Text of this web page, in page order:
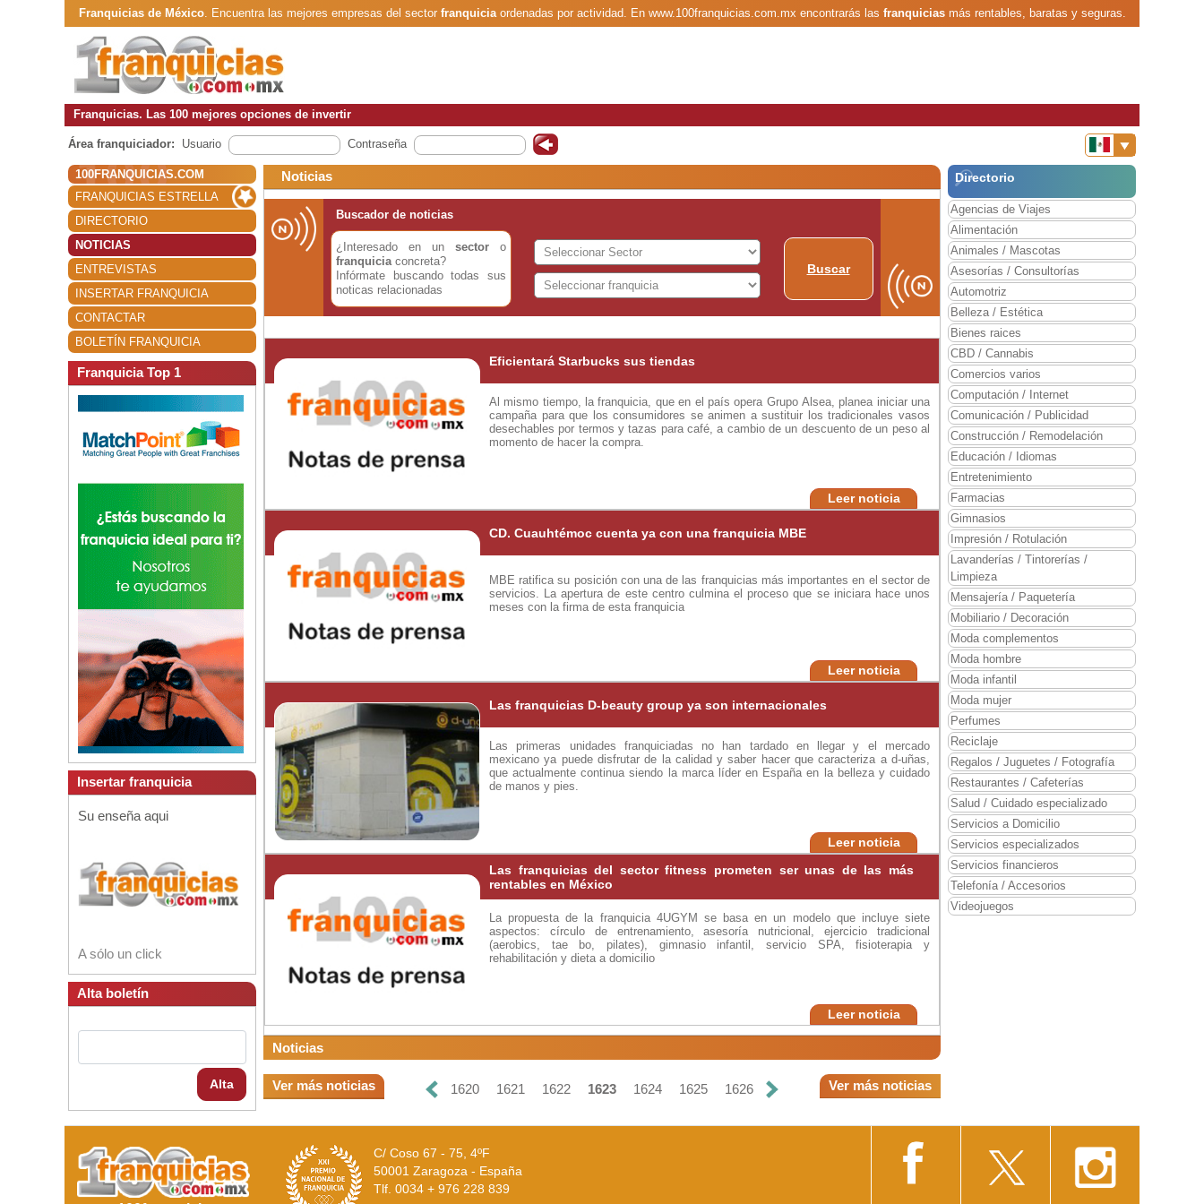
Franquicias de México. Encuentra las mejores empresas del sector franquiciaordenadas por actividad. En www.100franquicias.com.mx encontrarás las franquiciasmás rentables, baratas y seguras.
Franquicias. Las 100 mejores opciones de invertir
Área franquiciador: Usuario Contraseña
100FRANQUICIAS.COM
FRANQUICIAS ESTRELLA
DIRECTORIO
NOTICIAS
ENTREVISTAS
INSERTAR FRANQUICIA
CONTACTAR
BOLETÍN FRANQUICIA
Franquicia Top 1
Insertar franquicia
Su enseña aqui
A sólo un click
Alta boletín
Alta
Noticias
Buscador de noticias
¿Interesado en un sector o
franquiciaconcreta?
Infórmate buscando todas sus
noticas relacionadas
Buscar
Eficientará Starbucks sus tiendas
Al mismo tiempo, la franquicia, que en el país opera Grupo Alsea, planea iniciar una
campaña para que los consumidores se animen a sustituir los tradicionales vasos
desechables por termos y tazas para café, a cambio de un descuento de un peso al
momento de hacer la compra.
Leer noticia
CD. Cuauhtémoc cuenta ya con una franquicia MBE
MBE ratifica su posición con una de las franquicias más importantes en el sector de
servicios. La apertura de este centro culmina el proceso que se iniciara hace unos
meses con la firma de esta franquicia
Leer noticia
Las franquicias D-beauty group ya son internacionales
Las primeras unidades franquiciadas no han tardado en llegar y el mercado
mexicano ya puede disfrutar de la calidad y saber hacer que caracteriza a d-uñas,
que actualmente continua siendo la marca líder en España en la belleza y cuidado
de manos y pies.
Leer noticia
Las franquicias del sector fitness prometen ser unas de las más
rentables en México
La propuesta de la franquicia 4UGYM se basa en un modelo que incluye siete
aspectos: círculo de entrenamiento, asesoría nutricional, ejercicio tradicional
(aerobics, tae bo, pilates), gimnasio infantil, servicio SPA, fisioterapia y
rehabilitación y dieta a domicilio
Leer noticia
Noticias
Ver más noticias 1620 1621 1622 1623 1624 1625 1626 Ver más noticias
Directorio
Agencias de Viajes
Alimentación
Animales / Mascotas
Asesorías / Consultorías
Automotriz
Belleza / Estética
Bienes raices
CBD / Cannabis
Comercios varios
Computación / Internet
Comunicación / Publicidad
Construcción / Remodelación
Educación / Idiomas
Entretenimiento
Farmacias
Gimnasios
Impresión / Rotulación
Lavanderías / Tintorerías /
Limpieza
Mensajería / Paquetería
Mobiliario / Decoración
Moda complementos
Moda hombre
Moda infantil
Moda mujer
Perfumes
Reciclaje
Regalos / Juguetes / Fotografía
Restaurantes / Cafeterías
Salud / Cuidado especializado
Servicios a Domicilio
Servicios especializados
Servicios financieros
Telefonía / Accesorios
Videojuegos
C/ Coso 67 - 75, 4ºF
50001 Zaragoza - España
Tlf. 0034 + 976 228 839